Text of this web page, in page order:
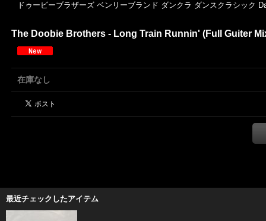
ドゥービーブラザーズ ベンリーブランド ダンクラ ダンスクラシック
The Doobie Brothers - Long Train Runnin' (Full Guiter
在庫なし
最近チェックしたアイテム